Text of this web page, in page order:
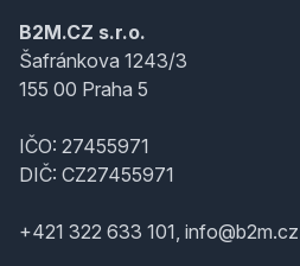
B2M.CZ s.r.o.
Šafránkova 1243/3
155 00 Praha 5
IČO: 27455971
DIČ: CZ27455971
+421 322 633 101, info@b2m.cz